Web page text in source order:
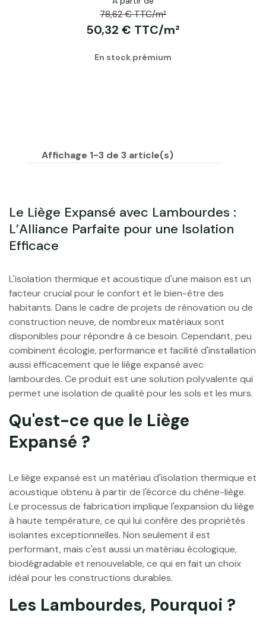
78,62 € TTC/m²
50,32 € TTC/m²
En stock prémium
Affichage 1-3 de 3 article(s)
Le Liège Expansé avec Lambourdes :
L’Alliance Parfaite pour une Isolation
Efficace
L'isolation thermique et acoustique d'une maison est un
facteur crucial pour le confort et le bien-être des
habitants. Dans le cadre de projets de rénovation ou de
construction neuve, de nombreux matériaux sont
disponibles pour répondre à ce besoin. Cependant, peu
combinent écologie, performance et facilité d'installation
aussi efficacement que le liège expansé avec
lambourdes. Ce produit est une solution polyvalente qui
permet une isolation de qualité pour les sols et les murs.
Qu'est-ce que le Liège
Expansé ?
Le liège expansé est un matériau d'isolation thermique et
acoustique obtenu à partir de l'écorce du chêne-liège.
Le processus de fabrication implique l'expansion du liège
à haute température, ce qui lui confère des propriétés
isolantes exceptionnelles. Non seulement il est
performant, mais c'est aussi un matériau écologique,
biodégradable et renouvelable, ce qui en fait un choix
idéal pour les constructions durables.
Les Lambourdes, Pourquoi ?